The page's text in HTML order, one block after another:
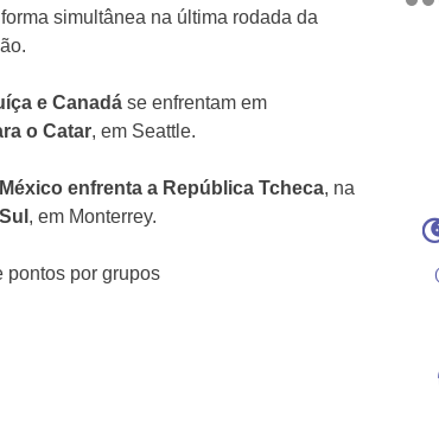
simultânea na última rodada da
e Canadá se enfrentam em
o Catar, em Seattle.
México enfrenta a República Tcheca, na
, em Monterrey.
pontos por grupos